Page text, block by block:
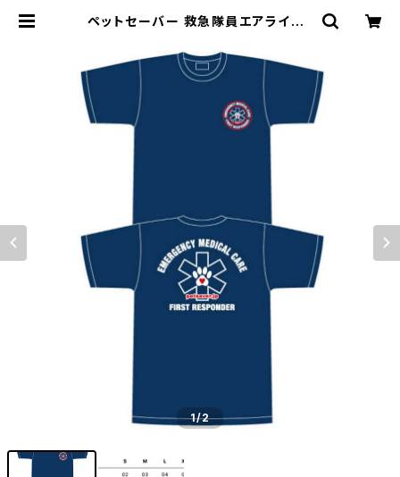
ペットセーバー 救急隊員エアライドT
| ペットセーバー ショッピング
1/2